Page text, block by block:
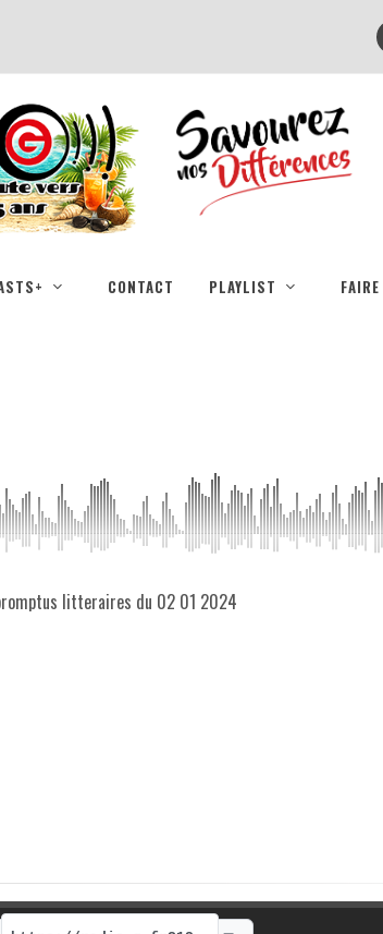
CONTACT PLAYLIST
litteraires du 02 01 2024